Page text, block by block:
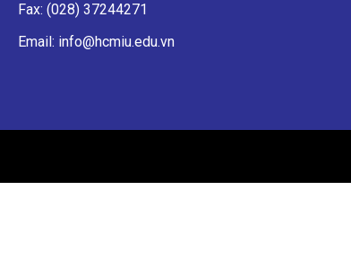
Fax: (028) 37244271
Email: info@hcmiu.edu.vn